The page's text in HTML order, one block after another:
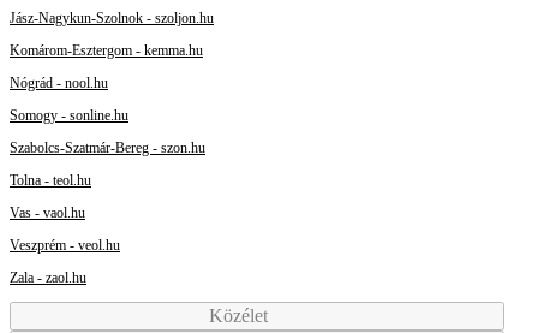
Jász-Nagykun-Szolnok - szoljon.hu
Komárom-Esztergom - kemma.hu
Nógrád - nool.hu
Somogy - sonline.hu
Szabolcs-Szatmár-Bereg - szon.hu
Tolna - teol.hu
Vas - vaol.hu
Veszprém - veol.hu
Zala - zaol.hu
Közélet